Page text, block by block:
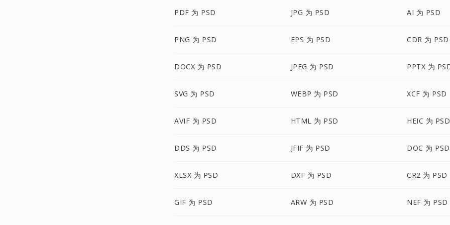
PDF 为 PSD JPG 为 PSD AI 为 PSD
PNG 为 PSD EPS 为 PSD CDR 为 PSD
DOCX 为 PSD JPEG 为 PSD PPTX 为
SVG 为 PSD WEBP 为 PSD XCF 为 PSD
AVIF 为 PSD HTML 为 PSD HEIC 为 PSD
DDS 为 PSD JFIF 为 PSD DOC 为 PSD
XLSX 为 PSD DXF 为 PSD CR2 为 PSD
GIF 为 PSD ARW 为 PSD NEF 为 PSD